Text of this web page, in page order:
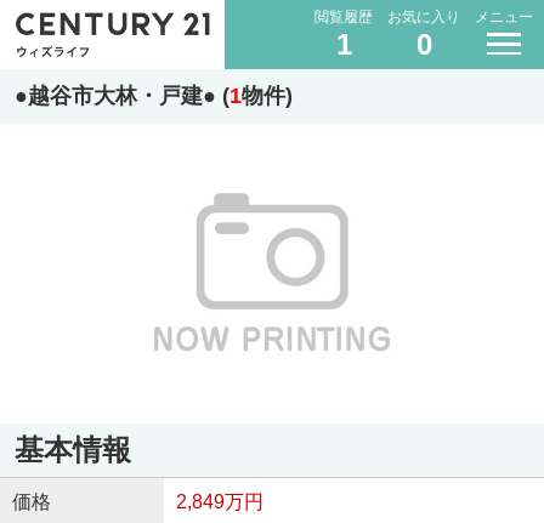
閲覧履歴
1
お気に入り
0
メニュー
●越谷市大林・戸建● (1物件)
基本情報
価格 2,849万円